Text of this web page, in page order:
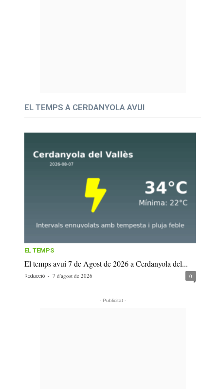
EL TEMPS A CERDANYOLA AVUI
EL TEMPS
El temps avui 7 de Agost de 2026 a Cerdanyola del...
Redacció - 7 d'agost de 2026 0
- Publicitat -